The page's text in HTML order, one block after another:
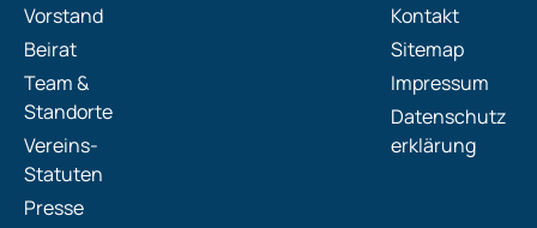
Vorstand
Beirat
Team &
Standorte
Vereins-
Statuten
Presse
Kontakt
Sitemap
Impressum
Datenschutz
erklärung